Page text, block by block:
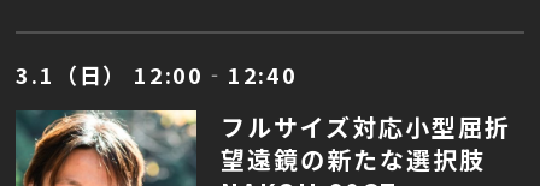
3.1（日） 12:00‐12:40
フルサイズ対応小型屈折
望遠鏡の新たな選択肢